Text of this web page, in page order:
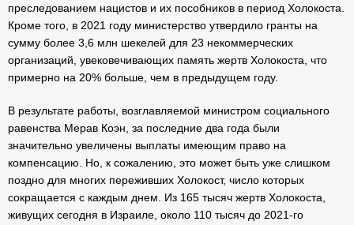
преследованием нацистов и их пособников в период Холокоста.
Кроме того, в 2021 году министерство утвердило гранты на
сумму более 3,6 млн шекелей для 23 некоммерческих
организаций, увековечивающих память жертв Холокоста, что
примерно на 20% больше, чем в предыдущем году.
В результате работы, возглавляемой министром социального
равенства Мерав Коэн, за последние два года были
значительно увеличены выплаты имеющим право на
компенсацию. Но, к сожалению, это может быть уже слишком
поздно для многих переживших Холокост, число которых
сокращается с каждым днем. Из 165 тысяч жертв Холокоста,
живущих сегодня в Израиле, около 110 тысяч до 2021-го